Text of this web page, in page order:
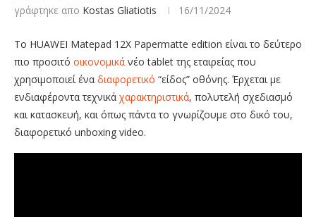
γράφτηκε απο Kostas Gliatiotis 16/11/2024
To HUAWEI Matepad 12X Papermatte edition είναι το δεύτερο
πιο προσιτό οικονομικά νέο tablet της εταιρείας που
χρησιμοποιεί ένα διαφορετικό “είδος” οθόνης. Έρχεται με
ενδιαφέροντα τεχνικά χαρακτηριστικά, πολυτελή σχεδιασμό
και κατασκευή, και όπως πάντα το γνωρίζουμε στο δικό του,
διαφορετικό unboxing video.